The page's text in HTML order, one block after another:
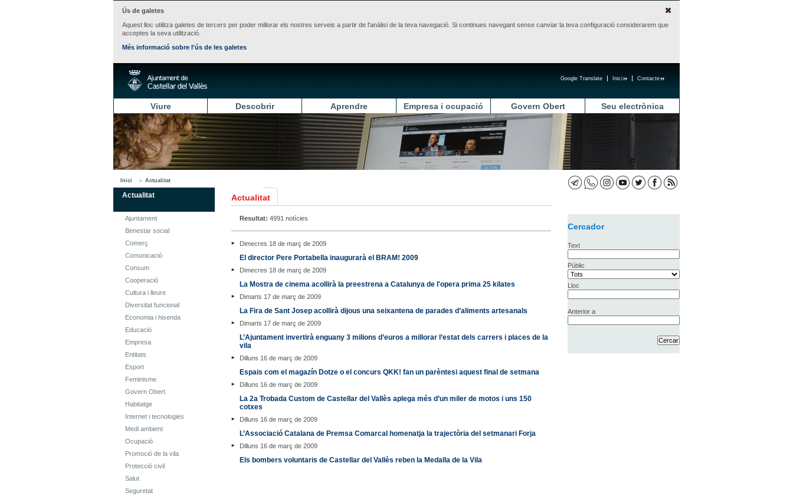
Ús de galetes
Aquest lloc utilitza galetes de tercers per poder millorar els nostres serveis a partir de l'anàlisi de la teva navegació. Si continues navegant sense canviar la teva configuració considerarem que
acceptes la seva utilització.
Més informació sobre l'ús de les galetes
Contacte
Inici
Google Translate
Viure Descobrir Aprendre Empresa i ocupació Govern Obert Seu electrònica
Inici Actualitat
Actualitat
Ajuntament
Benestar social
Comerç
Comunicació
Consum
Cooperació
Cultura i lleure
Diversitat funcional
Economia i hisenda
Educació
Empresa
Entitats
Esport
Feminisme
Govern Obert
Habitatge
Internet i tecnologies
Medi ambient
Ocupació
Promoció de la vila
Protecció civil
Salut
Seguretat
Actualitat
Resultat: 4991 notícies
Dimecres 18 de març de 2009
El director Pere Portabella inaugurarà el BRAM! 2009
Dimecres 18 de març de 2009
La Mostra de cinema acollirà la preestrena a Catalunya de l'opera prima 25 kilates
Dimarts 17 de març de 2009
La Fira de Sant Josep acollirà dijous una seixantena de parades d’aliments artesanals
Dimarts 17 de març de 2009
L’Ajuntament invertirà enguany 3 milions d’euros a millorar l’estat dels carrers i places de la
vila
Dilluns 16 de març de 2009
Espais com el magazín Dotze o el concurs QKK! fan un parèntesi aquest final de setmana
Dilluns 16 de març de 2009
La 2a Trobada Custom de Castellar del Vallès aplega més d’un miler de motos i uns 150
cotxes
Dilluns 16 de març de 2009
L’Associació Catalana de Premsa Comarcal homenatja la trajectòria del setmanari Forja
Dilluns 16 de març de 2009
Els bombers voluntaris de Castellar del Vallès reben la Medalla de la Vila
Cercador
Text
Públic
Lloc
Anterior a